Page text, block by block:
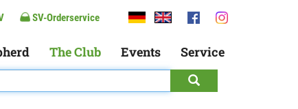
SV-Orderservice
The Club Events Service